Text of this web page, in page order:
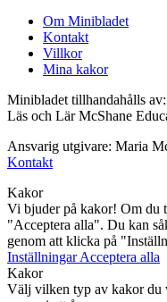
Om Minibladet
Kontakt
Villkor
Mina kakor
Minibladet tillhandahålls av:
Läs och Lär McShane
Ansvarig utgivare: Maria
Kontakt
Kakor
Vi bjuder på kakor! Om du
"Acceptera alla". Du kan
genom att klicka på
InställningarAcceptera alla
Kakor
Välj vilken typ av kakor du